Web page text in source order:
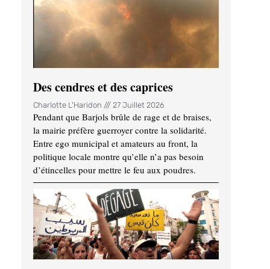
Des cendres et des caprices
Charlotte L'Haridon 27 Juillet 2026
Pendant que Barjols brûle de rage et de braises,
la mairie préfère guerroyer contre la solidarité.
Entre ego municipal et amateurs au front, la
politique locale montre qu’elle n’a pas besoin
d’étincelles pour mettre le feu aux poudres.